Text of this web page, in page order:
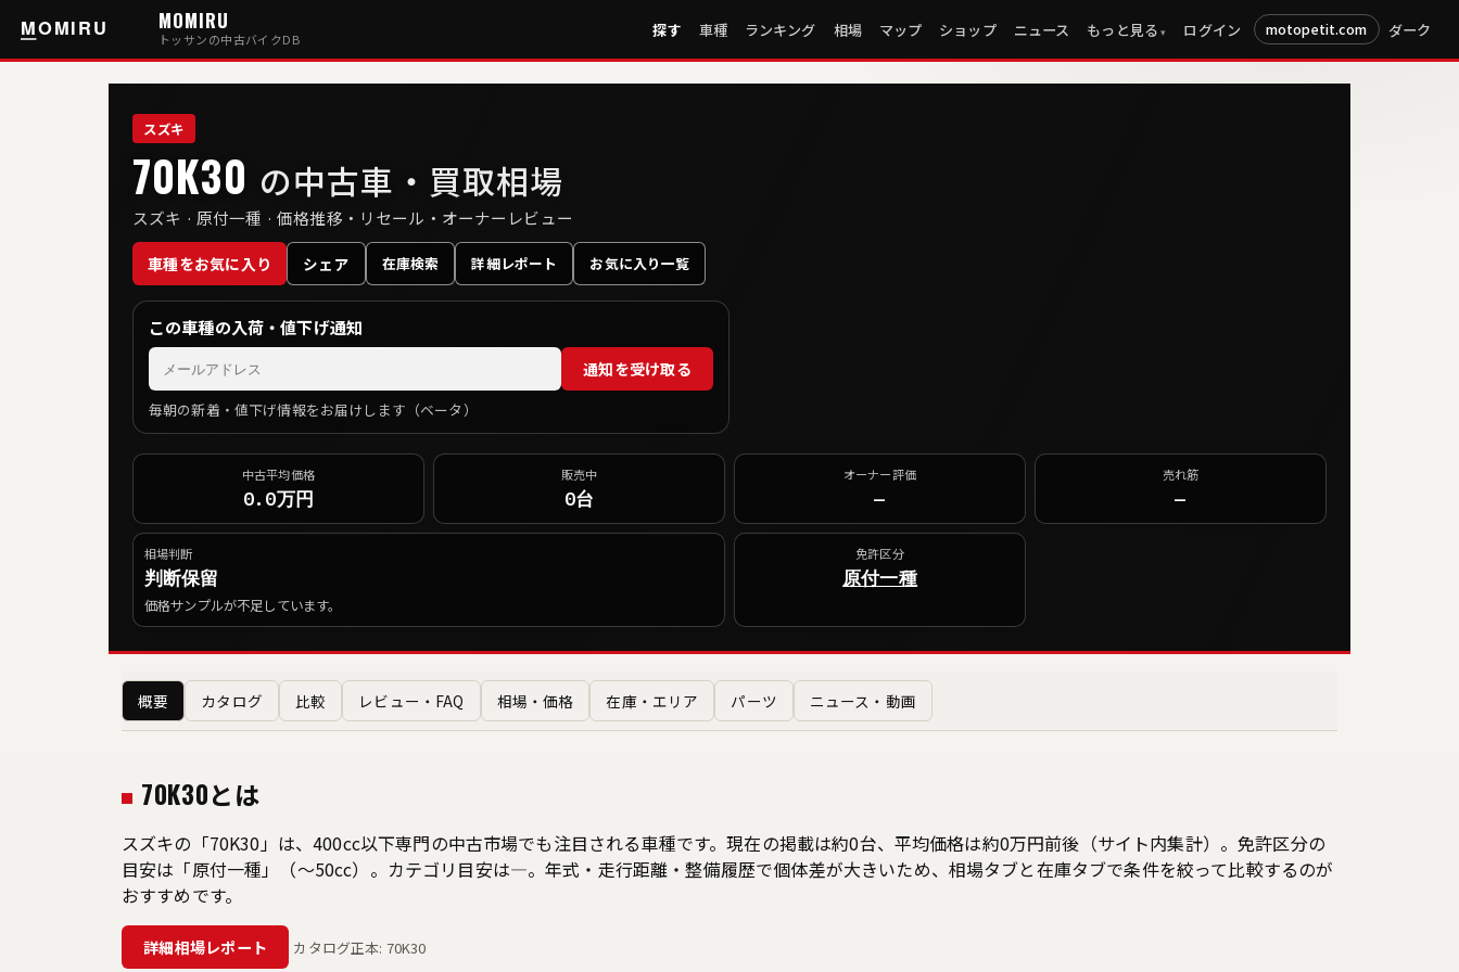
MOMIRU
トッサンの中古バイクDB 探す 車種 ランキング 相場 マップ ショップ ニュース もっと見る ログイン motopetit.com ダーク
スズキ
70K30 の中古車・買取相場
スズキ · 原付一種 · 価格推移・リセール・オーナーレビュー
車種をお気に入り シェア 在庫検索 詳細レポート お気に入り一覧
この車種の入荷・値下げ通知
通知を受け取る
毎朝の新着・値下げ情報をお届けします（ベータ）
中古平均価格
0.0万円
販売中
0台
オーナー評価
—
売れ筋
—
相場判断
判断保留
価格サンプルが不足しています。
免許区分
原付一種
概要 カタログ 比較 レビュー・FAQ 相場・価格 在庫・エリア パーツ ニュース・動画
70K30とは
スズキの「70K30」は、400cc以下専門の中古市場でも注目される車種です。現在の掲載は約0台、平均価格は約0万円前後（サイト内集計）。免許区分の
目安は「原付一種」（〜50cc）。カテゴリ目安は—。年式・走行距離・整備履歴で個体差が大きいため、相場タブと在庫タブで条件を絞って比較するのが
おすすめです。
詳細相場レポート カタログ正本: 70K30